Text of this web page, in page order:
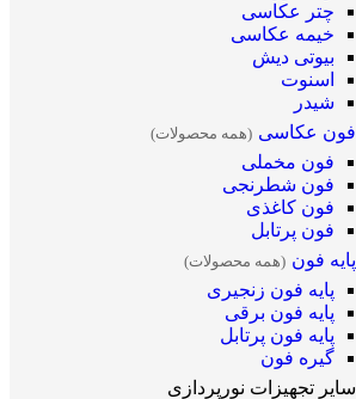
چتر عکاسی
خیمه عکاسی
بیوتی دیش
اسنوت
شیدر
فون عکاسی (همه محصولات)
فون مخملی
فون شطرنجی
فون کاغذی
فون پرتابل
پایه فون (همه محصولات)
پایه فون زنجیری
پایه فون برقی
پایه فون پرتابل
گیره فون
سایر تجهیزات نورپردازی